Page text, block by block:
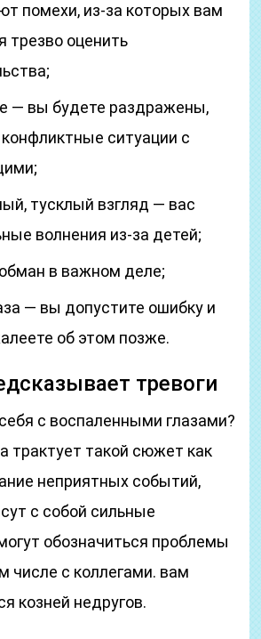
помехи, из-за которых вам
трезво оценить
— вы будете раздражены,
ситуации с
тусклый взгляд — вас
волнения из-за детей;
в важном деле;
— вы допустите ошибку и
об этом позже.
тревоги
с воспаленными глазами?
трактует такой сюжет как
неприятных событий,
с собой сильные
обозначиться проблемы
числе с коллегами. вам
козней недругов.